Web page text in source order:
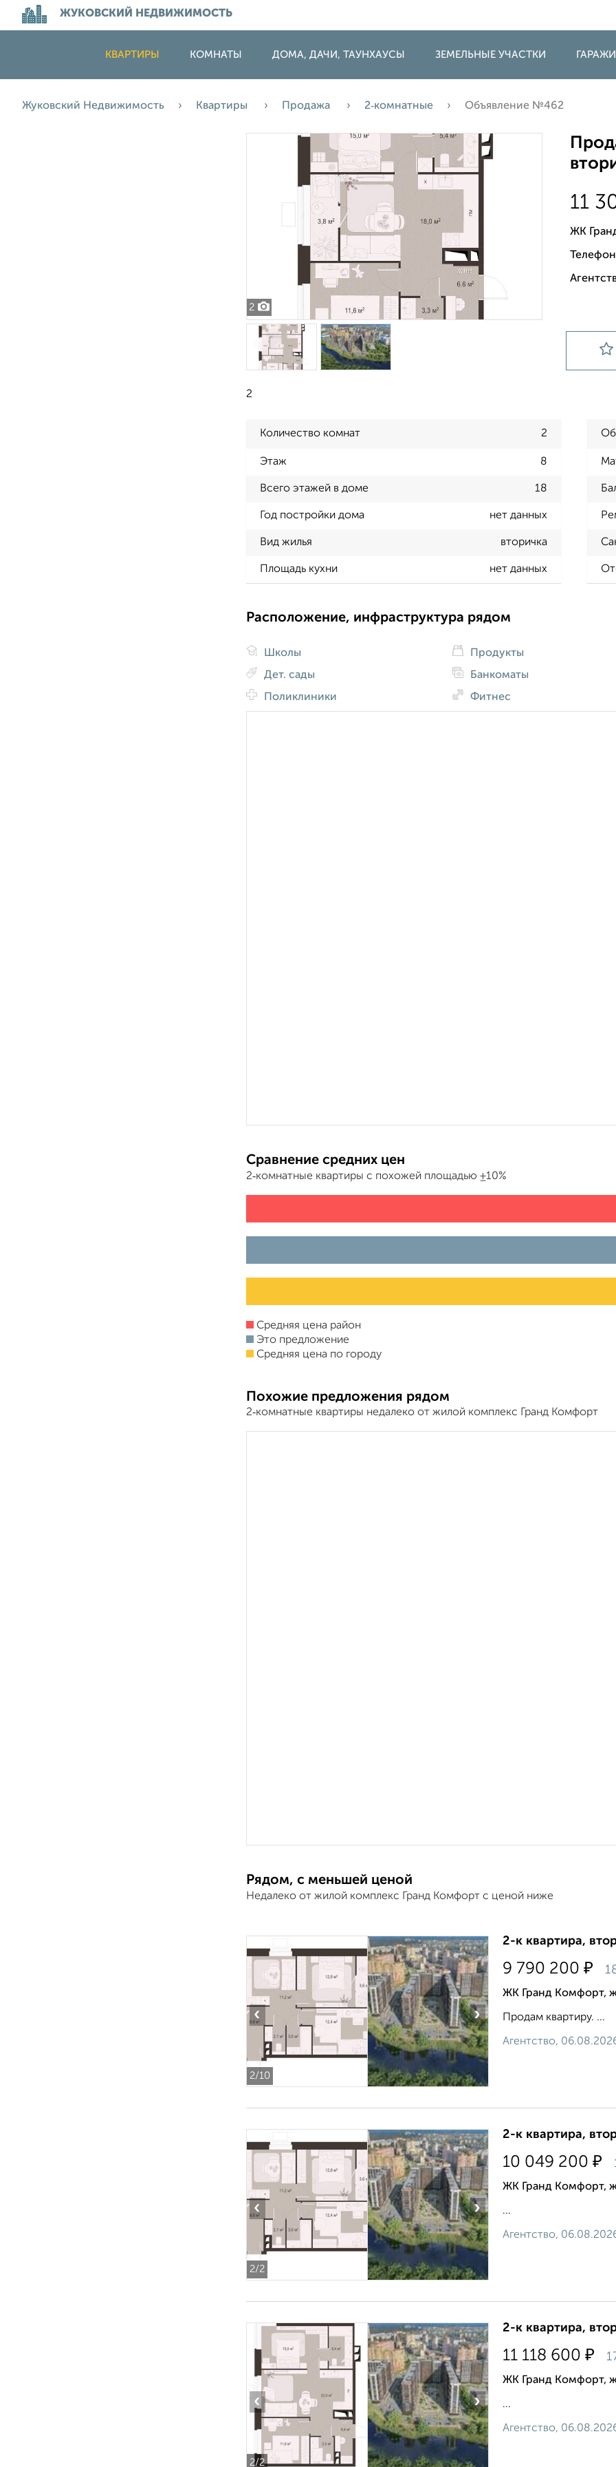
ЖУКОВСКИЙ НЕДВИЖИМОСТЬ
КВАРТИРЫ КОМНАТЫ ДОМА, ДАЧИ, ТАУНХАУСЫ ЗЕМЕЛЬНЫЕ УЧАСТКИ
Жуковский Недвижимость Квартиры Продажа 2‑комнатные Объявление №462
2
11
ЖК
2
Количество комнат 2
Этаж 8
Всего этажей в доме 18
Год постройки дома нет данных
Вид жилья вторичка
Площадь кухни нет данных
Расположение, инфраструктура рядом
Школы
Дет. сады
Поликлиники
Продукты
Банкоматы
Фитнес
Сравнение средних цен
2‑комнатные квартиры с похожей площадью ±10%
Средняя цена район
Это предложение
Средняя цена по городу
Похожие предложения рядом
2‑комнатные квартиры недалеко от жилой комплекс Гранд Комфорт
Рядом, с меньшей ценой
Недалеко от жилой комплекс Гранд Комфорт с ценой ниже
2/10
‹ ›
2-к квартира,
9 790 200 ₽
ЖК Гранд Комфорт,
Продам квартиру. ...
Агентство,
2/2
‹ ›
2-к квартира,
10 049 200 ₽
ЖК Гранд Комфорт,
...
Агентство,
2/2
‹ ›
2-к квартира,
11 118 600 ₽
ЖК Гранд Комфорт,
...
Агентство,